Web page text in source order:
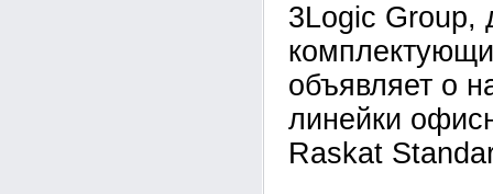
3Logic Group,
объявляет о
линейки
Raskat